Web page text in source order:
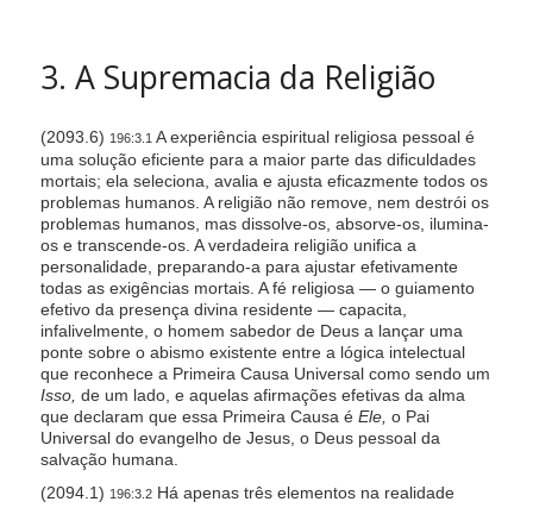
3. A Supremacia da Religião
(2093.6) 196:3.1 A experiência espiritual religiosa pessoal é
uma solução eficiente para a maior parte das dificuldades
mortais; ela seleciona, avalia e ajusta eficazmente todos os
problemas humanos. A religião não remove, nem destrói os
problemas humanos, mas dissolve-os, absorve-os, ilumina-
os e transcende-os. A verdadeira religião unifica a
personalidade, preparando-a para ajustar efetivamente
todas as exigências mortais. A fé religiosa — o guiamento
efetivo da presença divina residente — capacita,
infalivelmente, o homem sabedor de Deus a lançar uma
ponte sobre o abismo existente entre a lógica intelectual
que reconhece a Primeira Causa Universal como sendo um
Isso, de um lado, e aquelas afirmações efetivas da alma
que declaram que essa Primeira Causa é Ele, o Pai
Universal do evangelho de Jesus, o Deus pessoal da
salvação humana.
(2094.1) 196:3.2Há apenas três elementos na realidade